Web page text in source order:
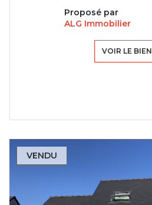
Proposé par
ALG Immobilier
VOIR LE BIEN
VENDU